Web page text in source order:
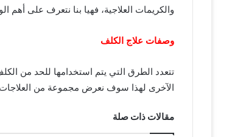
والكريمات العلاجية، فهيا بنا نتعرف على أهم
وصفات علاج الكلف
تتعدد الطرق التي يتم استخدامها للحد من
الآخرى لهذا سوف نعرض مجموعة من
مقالات ذات صلة